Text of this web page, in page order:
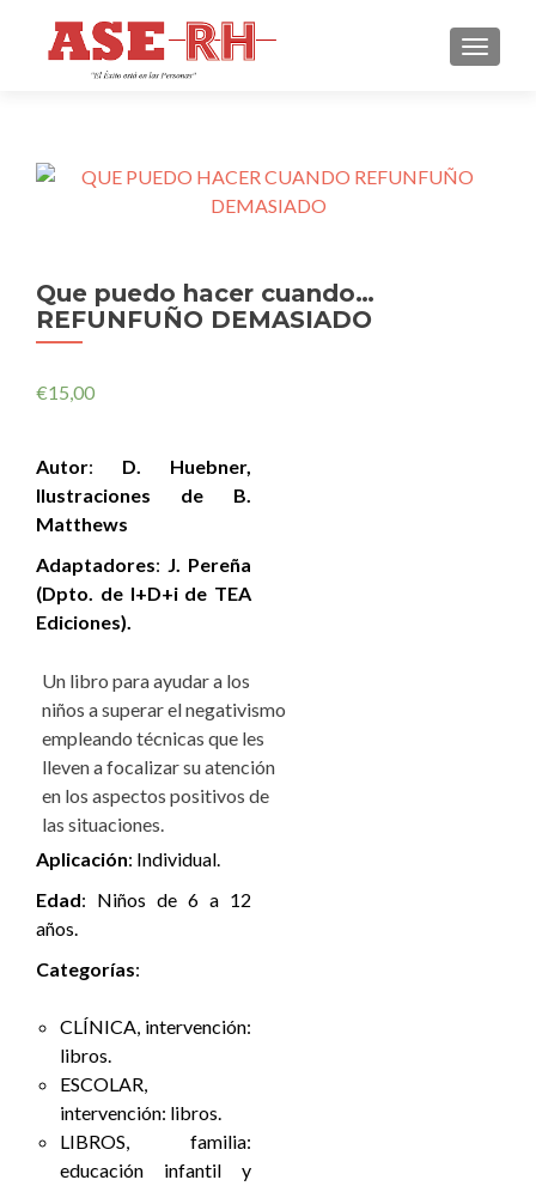
Que puedo hacer cuando…
REFUNFUÑO DEMASIADO
€15,00
Autor: D. Huebner,
Ilustraciones de B.
Matthews
Adaptadores: J. Pereña
(Dpto. de I+D+i de TEA
Ediciones).
Un libro para ayudar a los
niños a superar el negativismo
empleando técnicas que les
lleven a focalizar su atención
en los aspectos positivos de
las situaciones.
Aplicación: Individual.
Edad: Niños de 6 a 12
años.
Categorías:
CLÍNICA, intervención:
libros.
ESCOLAR,
intervención: libros.
LIBROS, familia:
educación infantil y